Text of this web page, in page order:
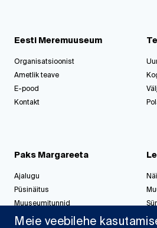
Eesti Meremuuseum
Organisatsioonist
Ametlik teave
E-pood
Kontakt
Paks Margareeta
Ajalugu
Püsinäitus
Muuseumitunnid
Korralda üritus
Meie veebilehe